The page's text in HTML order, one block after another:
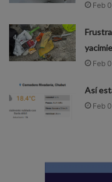
Feb
Feb
Así
Feb